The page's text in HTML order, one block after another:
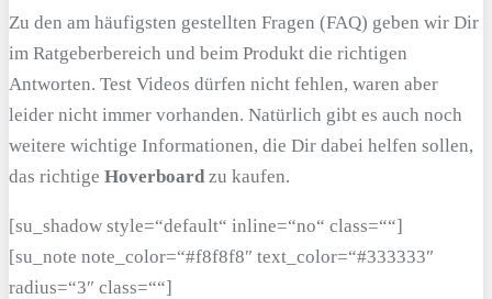
Zu den am häufigsten gestellten Fragen (FAQ) geben wir Dir
im Ratgeberbereich und beim Produkt die richtigen
Antworten. Test Videos dürfen nicht fehlen, waren aber
leider nicht immer vorhanden. Natürlich gibt es auch noch
weitere wichtige Informationen, die Dir dabei helfen sollen,
das richtige Hoverboard zu kaufen.
[su_shadow style=“default“ inline=“no“ class=““]
[su_note note_color=“#f8f8f8″ text_color=“#333333″
radius=“3″ class=““]